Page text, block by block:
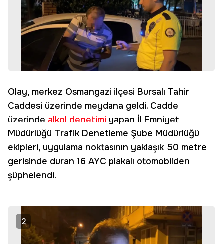
Olay, merkez Osmangazi ilçesi Bursalı Tahir
Caddesi üzerinde meydana geldi. Cadde
üzerinde alkol denetimi yapan İl Emniyet
Müdürlüğü Trafik Denetleme Şube Müdürlüğü
ekipleri, uygulama noktasının yaklaşık 50 metre
gerisinde duran 16 AYC plakalı otomobilden
şüphelendi.
2